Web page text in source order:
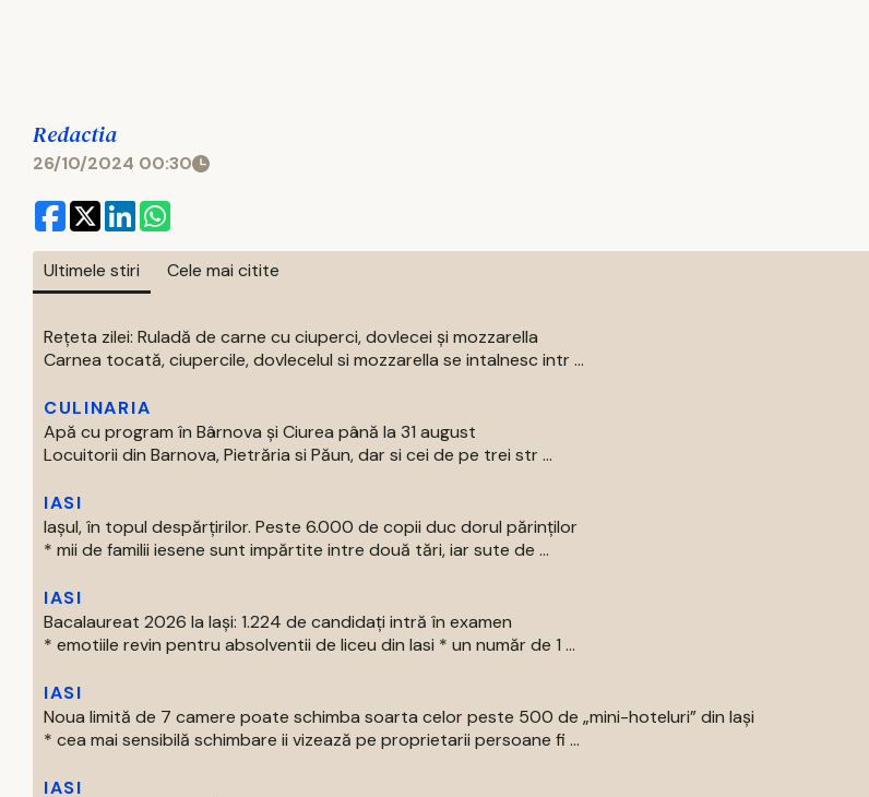
Redactia
26/10/2024 00:30
Ultimele stiri Cele mai citite
Rețeta zilei: Ruladă de carne cu ciuperci, dovlecei și mozzarella
Carnea tocată, ciupercile, dovlecelul si mozzarella se intalnesc intr ...
CULINARIA
Apă cu program în Bârnova și Ciurea până la 31 august
Locuitorii din Barnova, Pietrăria si Păun, dar si cei de pe trei str ...
IASI
Iașul, în topul despărțirilor. Peste 6.000 de copii duc dorul părinților
* mii de familii iesene sunt impărtite intre două tări, iar sute de ...
IASI
Bacalaureat 2026 la Iași: 1.224 de candidați intră în examen
* emotiile revin pentru absolventii de liceu din Iasi * un număr de 1 ...
IASI
Noua limită de 7 camere poate schimba soarta celor peste 500 de „mini-hoteluri” din Iași
* cea mai sensibilă schimbare ii vizează pe proprietarii persoane fi ...
IASI